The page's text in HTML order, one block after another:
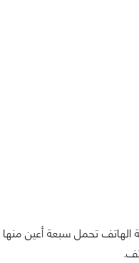
الهاتف تحمل سبعة أعين